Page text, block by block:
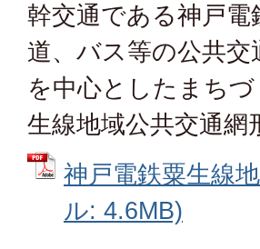
幹交通である神戸
道、バス等の公共
を中心としたまち
生線地域公共交通
神戸電鉄粟生線
ル: 4.6MB)